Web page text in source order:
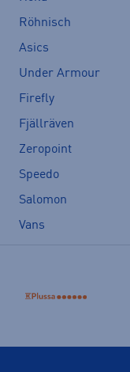
Röhnisch
Asics
Under Armour
Firefly
Fjällräven
Zeropoint
Speedo
Salomon
Vans